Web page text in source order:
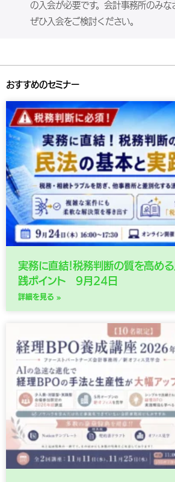
の入会が必要です。会計事務所のみな
ぜひ入会をご検討ください。
おすすめのセミナー
実務に直結！税務判断の質を高め
践ポイント 9月24日
詳細を見る »